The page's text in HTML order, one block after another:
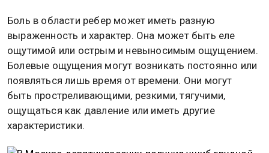
Боль в области ребер может иметь разную
выраженность и характер. Она может быть еле
ощутимой или острым и невыносимым ощущением.
Болевые ощущения могут возникать постоянно или
появляться лишь время от времени. Они могут
быть простреливающими, резкими, тягучими,
ощущаться как давление или иметь другие
характеристики.